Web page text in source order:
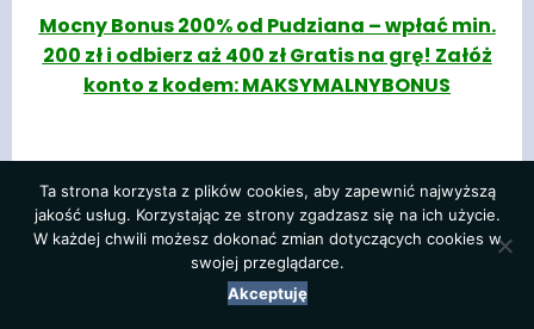
Mocny Bonus 200% od Pudziana – wpłać min.
200 zł i odbierz aż 400 zł Gratis na grę! Załóż
konto z kodem: MAKSYMALNYBONUS
20:45 Mołdawia – Polska
Kursy Superbet:Mołdawia 13.00 remis 6.50
Polska 1.22
Mołdawia 13.00 remis 6.20 Polska
Ta strona korzysta z plików cookies, aby zapewnić najwyższą
jakość usług. Korzystając ze strony zgadzasz się na ich użycie.
W każdej chwili możesz dokonać zmian dotyczących cookies w
swojej przeglądarce.
Akceptuję